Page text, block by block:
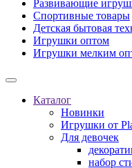
Развивающие
Спортивные товары
Детская бытовая
Игрушки оптом
Игрушки мелким
Каталог
Новинки
Игрушки от
Для девочек
набор